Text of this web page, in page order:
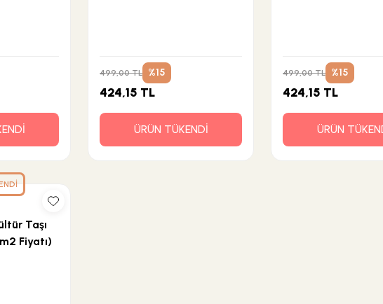
499,00 TL %15
424,15 TL
ÜRÜN TÜKENDİ
499,00 TL %15
424,15 TL
ÜRÜN
Taşı
Fiyatı)